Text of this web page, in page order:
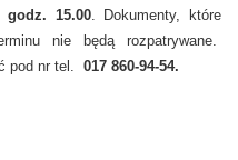
godz. 15.00. Dokumenty, które
nie będą rozpatrywane.
pod nr tel. 017 860-94-54.